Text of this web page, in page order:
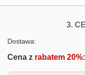
3.
Dostawa:
Cena z rabatem 20%: